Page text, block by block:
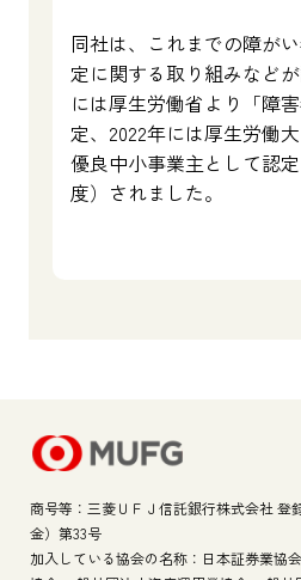
同社は、これまでの障が
定に関する取り組みなど
には厚生労働省より「障
定、2022年には厚生労働
優良中小事業主として認
度）されました。
商号等：三菱ＵＦＪ信託銀行株式会社 登
金）第33号
加入している協会の名称：日本証券業協